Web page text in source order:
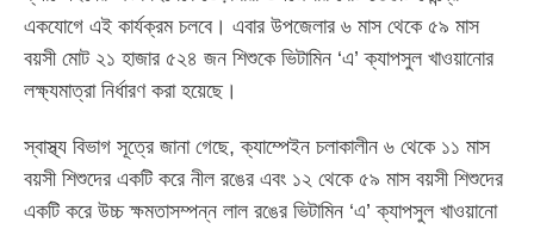
একযোগে এই কার্যক্রম চলবে। এবার উপজেলার ৬ মাস থেকে ৫৯ মাস
বয়সী মোট ২১ হাজার ৫২৪ জন শিশুকে ভিটামিন ‘এ’ ক্যাপসুল খাওয়ানোর
লক্ষ্যমাত্রা নির্ধারণ করা হয়েছে।
‎স্বাস্থ্য বিভাগ সূত্রে জানা গেছে, ক্যাম্পেইন চলাকালীন ৬ থেকে ১১ মাস
বয়সী শিশুদের একটি করে নীল রঙের এবং ১২ থেকে ৫৯ মাস বয়সী শিশুদের
একটি করে উচ্চ ক্ষমতাসম্পন্ন লাল রঙের ভিটামিন ‘এ’ ক্যাপসুল খাওয়ানো